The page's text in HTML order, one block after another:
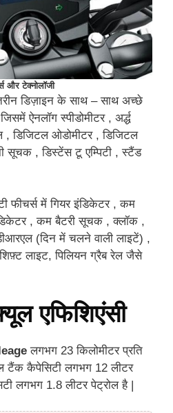
और टेक्नोलॉजी
डिज़ाइन के साथ – साथ अच्छे
ऐनलॉग स्पीडोमीटर , अर्द्ध
डिजिटल ओडोमीटर , डिजिटल
सूचक , डिस्टेंस टू एम्पिटी , स्टैंड
फीचर्स में गियर इंडिकेटर , कम
, कम बैटरी सूचक , क्लॉक ,
(दिन में चलने वाली लाइटें) ,
लाइट, पिलियन ग्रैब रेल जैसे
एफिशिएंसी
लगभग 23 किलोमीटर प्रति
टैंक कैपेसिटी लगभग 12 लीटर
लगभग 1.8 लीटर पेट्रोल है |